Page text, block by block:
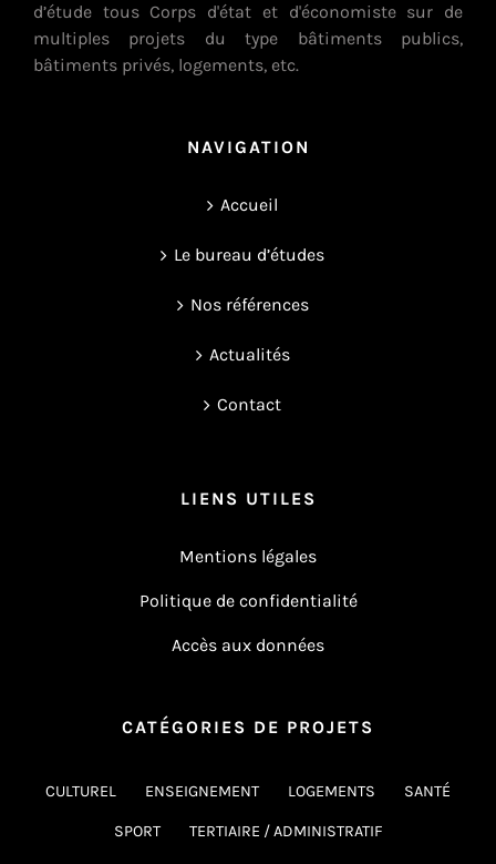
d’étude tous Corps d'état et d'économiste sur de
multiples projets du type bâtiments publics,
bâtiments privés, logements, etc.
NAVIGATION
Accueil
Le bureau d’études
Nos références
Actualités
Contact
LIENS UTILES
Mentions légales
Politique de confidentialité
Accès aux données
CATÉGORIES DE PROJETS
CULTUREL ENSEIGNEMENT LOGEMENTS SANTÉ
SPORT TERTIAIRE / ADMINISTRATIF